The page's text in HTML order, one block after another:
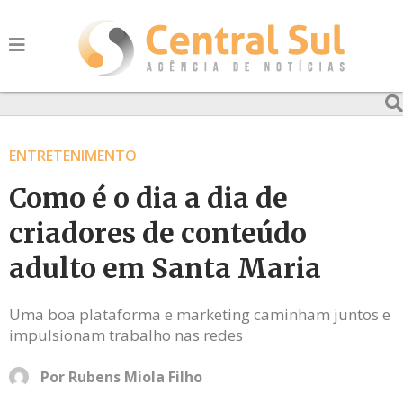
ENTRETENIMENTO
Como é o dia a dia de
criadores de conteúdo
adulto em Santa Maria
Uma boa plataforma e marketing caminham juntos e
impulsionam trabalho nas redes
Por Rubens Miola Filho